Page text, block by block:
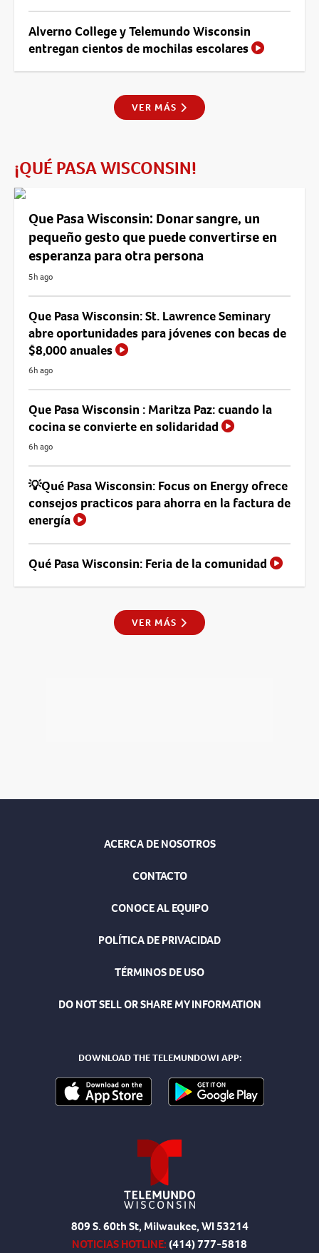
Alverno College y Telemundo Wisconsin
entregan cientos de mochilas escolares
VER MÁS
¡QUÉ PASA WISCONSIN!
Que Pasa Wisconsin: Donar sangre, un
pequeño gesto que puede convertirse en
esperanza para otra persona
5h ago
Que Pasa Wisconsin: St. Lawrence Seminary
abre oportunidades para jóvenes con becas de
$8,000 anuales
6h ago
Que Pasa Wisconsin : Maritza Paz: cuando la
cocina se convierte en solidaridad
6h ago
💡Qué Pasa Wisconsin: Focus on Energy ofrece
consejos practicos para ahorra en la factura de
energía
Qué Pasa Wisconsin: Feria de la comunidad
VER MÁS
ACERCA DE NOSOTROS
CONTACTO
CONOCE AL EQUIPO
POLÍTICA DE PRIVACIDAD
TÉRMINOS DE USO
DO NOT SELL OR SHARE MY INFORMATION
DOWNLOAD THE TELEMUNDOWI APP:
809 S. 60th St, Milwaukee, WI 53214
NOTICIAS HOTLINE:(414) 777-5818